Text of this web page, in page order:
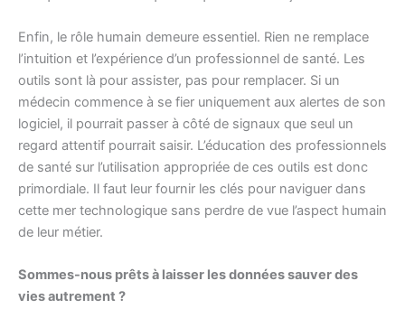
Enfin, le rôle humain demeure essentiel. Rien ne remplace
l’intuition et l’expérience d’un professionnel de santé. Les
outils sont là pour assister, pas pour remplacer. Si un
médecin commence à se fier uniquement aux alertes de son
logiciel, il pourrait passer à côté de signaux que seul un
regard attentif pourrait saisir. L’éducation des professionnels
de santé sur l’utilisation appropriée de ces outils est donc
primordiale. Il faut leur fournir les clés pour naviguer dans
cette mer technologique sans perdre de vue l’aspect humain
de leur métier.
Sommes-nous prêts à laisser les données sauver des
vies autrement ?